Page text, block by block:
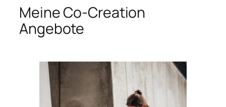
Meine Co-Creation
Angebote